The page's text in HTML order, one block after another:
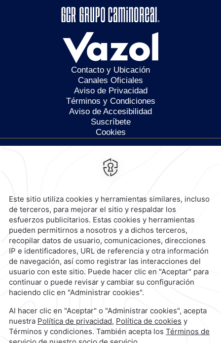
Contacto y Ubicación
Canales Oficiales
Aviso de Privacidad
Términos y Condiciones
Aviso de Accesibilidad
Suscríbete
Cookies
Calzada General Mariano
Escobedo 700,Anzures,
Reservaciones|800 901 2300
contacto@caminoreal.com
reservaciones@caminoreal.com